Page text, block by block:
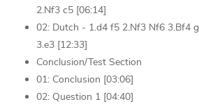
2.Nf3 c5 [06:14]
02: Dutch - 1.d4 f5 2.Nf3 Nf6 3.Bf4
3.e3 [12:33]
Conclusion/Test Section
01: Conclusion [03:06]
02: Question 1 [04:40]